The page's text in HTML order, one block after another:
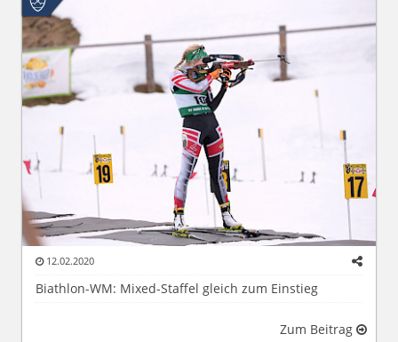
12.02.2020
Biathlon-WM: Mixed-Staffel gleich zum Einstieg
Zum Beitrag